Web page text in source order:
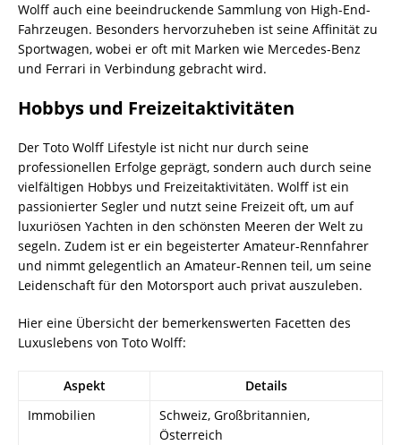
Wolff auch eine beeindruckende Sammlung von High-End-
Fahrzeugen. Besonders hervorzuheben ist seine Affinität zu
Sportwagen, wobei er oft mit Marken wie Mercedes-Benz
und Ferrari in Verbindung gebracht wird.
Hobbys und Freizeitaktivitäten
Der Toto Wolff Lifestyle ist nicht nur durch seine
professionellen Erfolge geprägt, sondern auch durch seine
vielfältigen Hobbys und Freizeitaktivitäten. Wolff ist ein
passionierter Segler und nutzt seine Freizeit oft, um auf
luxuriösen Yachten in den schönsten Meeren der Welt zu
segeln. Zudem ist er ein begeisterter Amateur-Rennfahrer
und nimmt gelegentlich an Amateur-Rennen teil, um seine
Leidenschaft für den Motorsport auch privat auszuleben.
Hier eine Übersicht der bemerkenswerten Facetten des
Luxuslebens von Toto Wolff:
Aspekt
Details
Immobilien
Schweiz, Großbritannien,
Österreich